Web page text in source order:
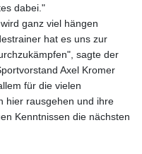
1627.712241
0.356853
dabei."
ganz viel hängen
hat es uns zur
sagte der
Axel Kromer
für die vielen
hier rausgehen und ihre
Kenntnissen die nächsten